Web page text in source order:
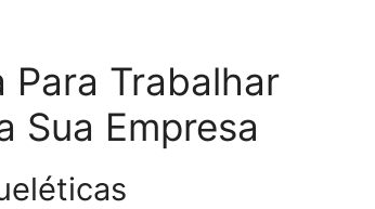
Para Trabalhar
Sua Empresa